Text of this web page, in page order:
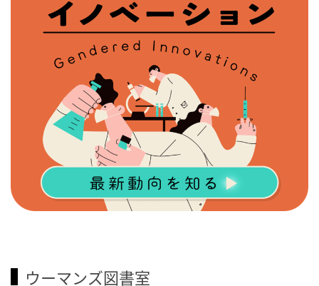
ウーマンズ図書室